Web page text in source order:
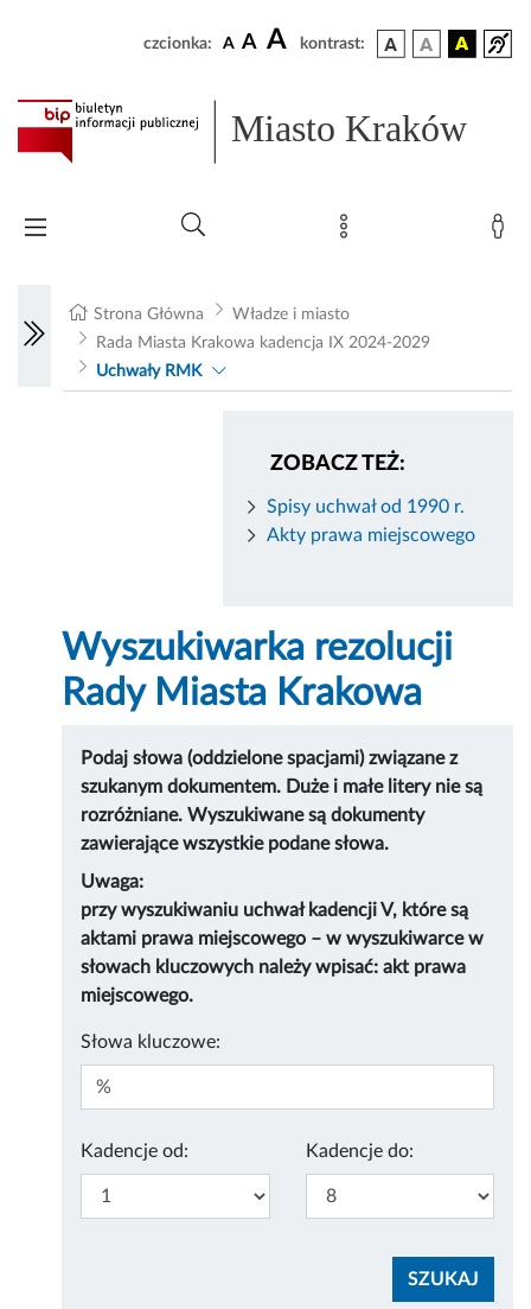
czcionka: A A A kontrast:
Miasto Kraków
Strona Główna
Władze i miasto
Rada Miasta Krakowa kadencja IX 2024-2029
Uchwały RMK
ZOBACZ TEŻ:
Spisy uchwał od 1990 r.
Akty prawa miejscowego
Wyszukiwarka rezolucji
Rady Miasta Krakowa
Podaj słowa (oddzielone spacjami) związane z
szukanym dokumentem. Duże i małe litery nie są
rozróżniane. Wyszukiwane są dokumenty
zawierające wszystkie podane słowa.
Uwaga:
przy wyszukiwaniu uchwał kadencji V, które są
aktami prawa miejscowego – w wyszukiwarce w
słowach kluczowych należy wpisać: akt prawa
miejscowego.
Słowa kluczowe:
Kadencje od: Kadencje do: